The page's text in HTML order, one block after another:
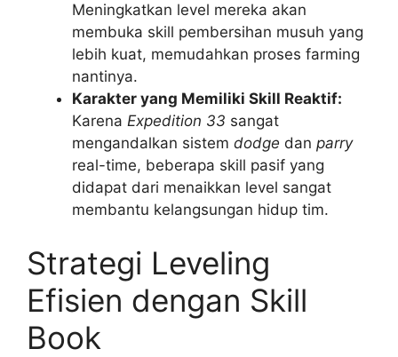
Meningkatkan level mereka akan
membuka skill pembersihan musuh yang
lebih kuat, memudahkan proses farming
nantinya.
Karakter yang Memiliki Skill Reaktif:
Karena Expedition 33 sangat
mengandalkan sistem dodge dan parry
real-time, beberapa skill pasif yang
didapat dari menaikkan level sangat
membantu kelangsungan hidup tim.
Strategi Leveling
Efisien dengan Skill
Book